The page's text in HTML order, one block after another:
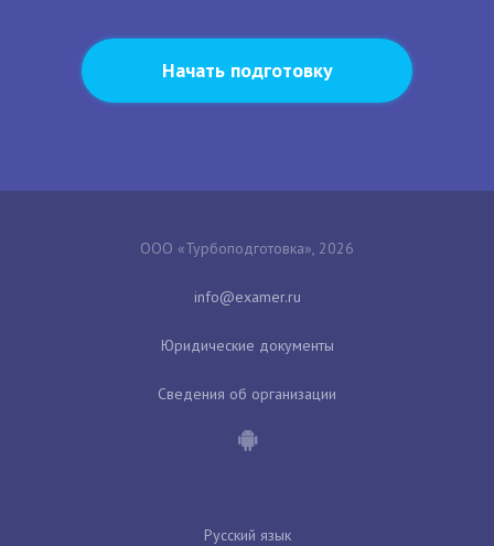
Начать подготовку
ООО «Турбоподготовка», 2026
Юридические документы
Сведения об организации
Русский язык